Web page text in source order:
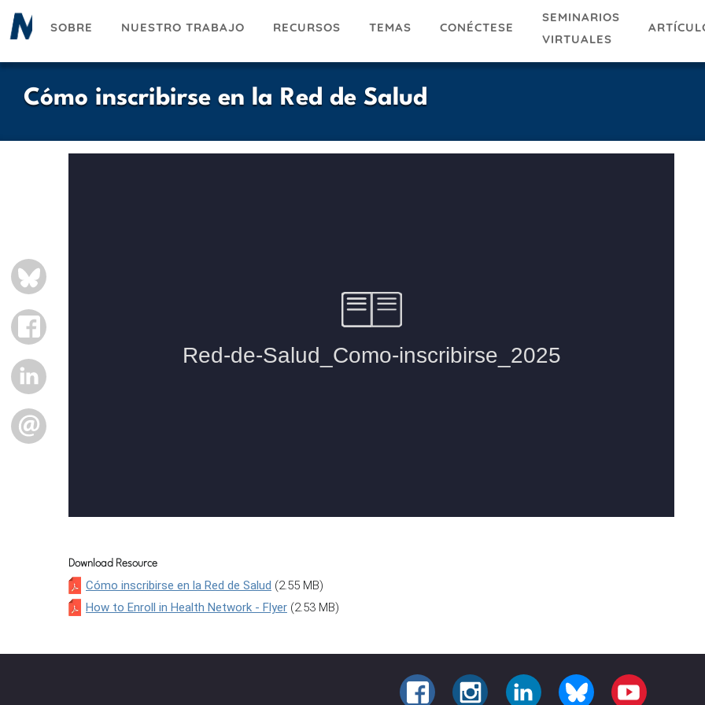
Pasar
SOBRE NUESTRO TRABAJO RECURSOS TEMAS CONÉCTESE
SEMINARIOS
VIRTUALES
Cómo inscribirse en la Red de Salud
BLUESKY
FACEBOOK
LINKEDIN
EMAIL
Download Resource
Cómo inscribirse en la Red de Salud (2.55 MB)
How to Enroll in Health Network - Flyer (2.53 MB)
FACEBOOKINSTAGRAMLINKEDIN BLUESKY YOUTUBE